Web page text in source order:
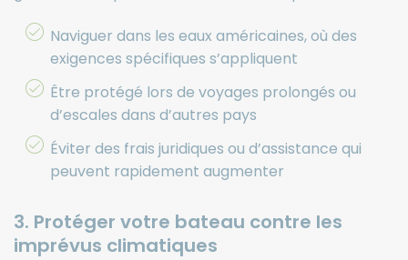
Naviguer dans les eaux américaines, où des
exigences spécifiques s’appliquent
Être protégé lors de voyages prolongés ou
d’escales dans d’autres pays
Éviter des frais juridiques ou d’assistance qui
peuvent rapidement augmenter
3. Protéger votre bateau contre les
imprévus climatiques